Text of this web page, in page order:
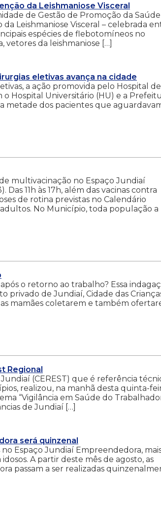
da Leishmaniose Visceral
de Gestão de Promoção da Saúde
Leishmaniose Visceral – celebrada
espécies de flebotomíneos no
da leishmaniose […]
eletivas avança na cidade
a ação promovida pelo Hospital de
o Hospital Universitário (HU) e a
metade dos pacientes que
multivacinação no Espaço Jundiaí
11h às 17h, além das vacinas contra
de rotina previstas no Calendário
No Município, toda população a
o retorno ao trabalho? Essa
de Jundiaí, Cidade das
mamães coletarem e também
Regional
(CEREST) que é referência
realizou, na manhã desta quinta-
“Vigilância em Saúde do
de Jundiaí […]
será quinzenal
Espaço Jundiaí Empreendedora,
A partir deste mês de agosto, as
passam a ser realizadas